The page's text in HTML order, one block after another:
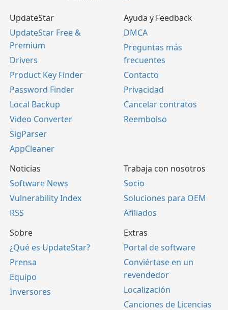
UpdateStar
UpdateStar Free &
Premium
Drivers
Product Key Finder
Password Finder
Local Backup
Video Converter
SigParser
AppCleaner
Ayuda y Feedback
DMCA
Preguntas más
frecuentes
Contacto
Privacidad
Cancelar contratos
Reembolso
Noticias
Software News
Vulnerability Index
RSS
Trabaja con nosotros
Socio
Soluciones para OEM
Afiliados
Sobre
¿Qué es UpdateStar?
Prensa
Equipo
Inversores
Extras
Portal de software
Conviértase en un
revendedor
Localización
Canciones de Licencias